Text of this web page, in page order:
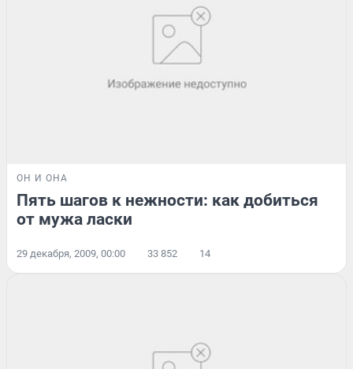
ОН И ОНА
Пять шагов к нежности: как добиться
от мужа ласки
29 декабря, 2009, 00:00 33 852 14